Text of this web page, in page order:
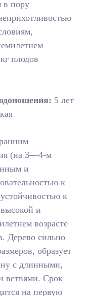
в пору
плодов
5 лет
(на 3—4-м
и
к
к
и
возрасте
Дерево сильно
образует
с длинными,
ветвями. Срок
на первую